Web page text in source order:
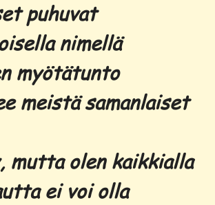
puhuvat
nimellä
myötätunto
meistä samanlaiset
mutta olen kaikkialla
ei voi olla